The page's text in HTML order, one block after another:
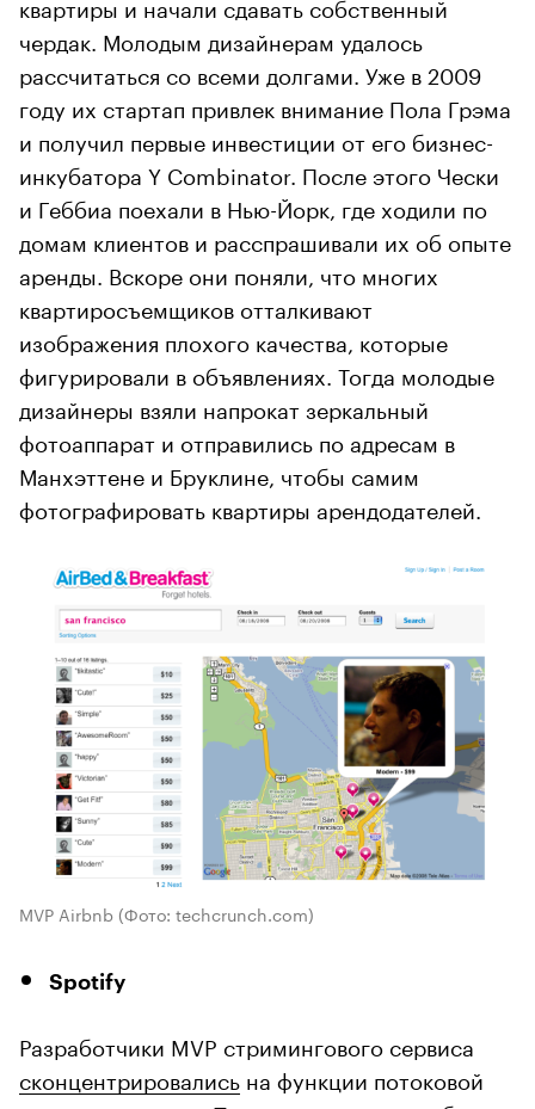
чердак. Молодым дизайнерам удалось
рассчитаться со всеми долгами. Уже в 2009
году их стартап привлек внимание Пола Грэма
и получил первые инвестиции от его бизнес-
инкубатора Y Combinator. После этого Чески
и Геббиа поехали в Нью-Йорк, где ходили по
домам клиентов и расспрашивали их об опыте
аренды. Вскоре они поняли, что многих
квартиросъемщиков отталкивают
изображения плохого качества, которые
фигурировали в объявлениях. Тогда молодые
дизайнеры взяли напрокат зеркальный
фотоаппарат и отправились по адресам в
Манхэттене и Бруклине, чтобы самим
фотографировать квартиры арендодателей.
MVP Airbnb (Фото: techcrunch.com)
Spotify
Разработчики MVP стримингового сервиса
сконцентрировались на функции потоковой